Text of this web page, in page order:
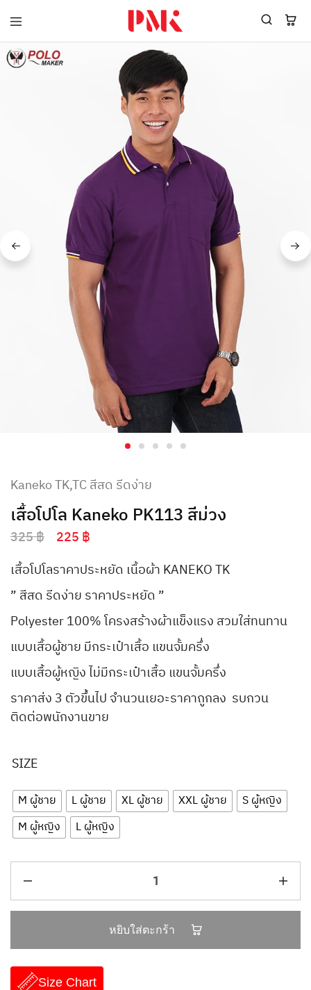
PMK
Polomaker
แบรนด์
ยูนิฟอร์ม
พร้อม
โลโก้
ผู้
ยูนิฟอร์ม
มาตรฐาน
ISO9001
อุตสาหกรรม
เขียว
Kaneko TK,TC สีสด รีดง่าย
เสื้อโปโล Kaneko PK113 สีม่วง
325฿ 225 ฿
เสื้อโปโลราคาประหยัด เนื้อผ้า KANEKO TK
” สีสด รีดง่าย ราคาประหยัด ”
Polyester 100% โครงสร้างผ้าแข็งแรง สวมใส่ทนทาน
แบบเสื้อผู้ชาย มีกระเป๋าเสื้อ แขนจั้มครึ่ง
แบบเสื้อผู้หญิง ไม่มีกระเป๋าเสื้อ แขนจั้มครึ่ง
ราคาส่ง 3 ตัวขึ้นไป จำนวนเยอะราคาถูกลง รบกวน
ติดต่อพนักงานขาย
SIZE
M ผู้ชาย L ผู้ชาย XL ผู้ชาย XXL ผู้ชาย
S ผู้หญิง
M ผู้หญิง
L ผู้หญิง
หยิบใส่ตะกร้า
Size Chart